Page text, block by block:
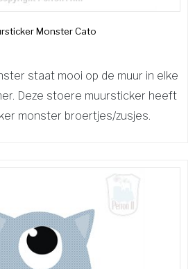
Monster Cato
staat mooi op de muur in elke
Deze stoere muursticker heeft
monster broertjes/zusjes.